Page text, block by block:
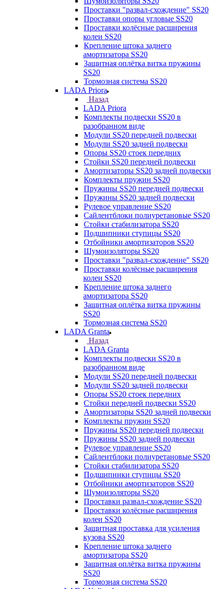
Проставки "развал-схождение" SS20
Проставки опоры угловые SS20
Проставки колёсные расширения
колеи SS20
Крепление штока заднего
амортизатора SS20
Защитная оплётка витка пружины
SS20
Тормозная система SS20
LADA Priora
Назад
LADA Priora
Комплекты подвески SS20 в
разобранном виде
Модули SS20 передней подвески
Модули SS20 задней подвески
Опоры SS20 стоек передних
Стойки SS20 передней подвески
Амортизаторы SS20 задней подвески
Комплекты пружин SS20
Пружины SS20 передней подвески
Пружины SS20 задней подвески
Рулевое управление SS20
Сайлентблоки полиуретановые SS20
Стойки стабилизатора SS20
Подшипники ступицы SS20
Отбойники амортизаторов SS20
Шумоизоляторы SS20
Проставки "развал-схождение" SS20
Проставки колёсные расширения
колеи SS20
Крепление штока заднего
амортизатора SS20
Защитная оплётка витка пружины
SS20
Тормозная система SS20
LADA Granta
Назад
LADA Granta
Комплекты подвески SS20 в
разобранном виде
Модули SS20 передней подвески
Модули SS20 задней подвески
Опоры SS20 стоек передних
Стойки передней подвески SS20
Амортизаторы SS20 задней подвески
Комплекты пружин SS20
Пружины SS20 передней подвески
Пружины SS20 задней подвески
Рулевое управление SS20
Сайлентблоки полиуретановые SS20
Стойки стабилизатора SS20
Подшипники ступицы SS20
Отбойники амортизаторов SS20
Шумоизоляторы SS20
Проставки развал-схождение SS20
Проставки колёсные расширения
колеи SS20
Защитная проставка для усиления
кузова SS20
Крепление штока заднего
амортизатора SS20
Защитная оплётка витка пружины
SS20
Тормозная система SS20